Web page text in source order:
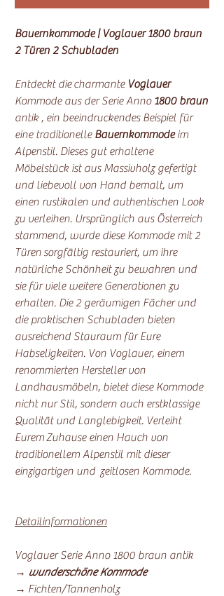
Bauernkommode | Voglauer 1800 braun
2 Türen 2 Schubladen
Entdeckt die charmante Voglauer
Kommode aus der Serie Anno1800 braun
antik , ein beeindruckendes Beispiel für
eine traditionelle Bauernkommodeim
Alpenstil. Dieses gut erhaltene
Möbelstück ist aus Massivholz gefertigt
und liebevoll von Hand bemalt, um
einen rustikalen und authentischen Look
zu verleihen. Ursprünglich aus Österreich
stammend, wurde diese Kommode mit 2
Türen sorgfältig restauriert, um ihre
natürliche Schönheit zu bewahren und
sie für viele weitere Generationen zu
erhalten. Die 2 geräumigen Fächer und
die praktischen Schubladen bieten
ausreichend Stauraum für Eure
Habseligkeiten. Von Voglauer, einem
renommierten Hersteller von
Landhausmöbeln, bietet diese Kommode
nicht nur Stil, sondern auch erstklassige
Qualität und Langlebigkeit. Verleiht
Eurem Zuhause einen Hauch von
traditionellem Alpenstil mit dieser
einzigartigen und zeitlosen Kommode.
Detailinformationen
Voglauer Serie Anno 1800 braun antik
→ wunderschöne Kommode
→ Fichten/Tannenholz